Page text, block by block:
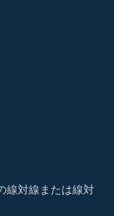
線対線または線対